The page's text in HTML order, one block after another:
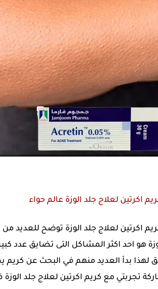
اكرتين لعلاج جلد الوزة عالم حواء
اكرتين لعلاج جلد الوزة توضح للعديد
هو احد اكثر المشاكل التى تضايق عدد
لهذا بدأ العديد منهم في البحث عن كريم
تجربتي مع كريم اكرتين لعلاج جلد الوزة